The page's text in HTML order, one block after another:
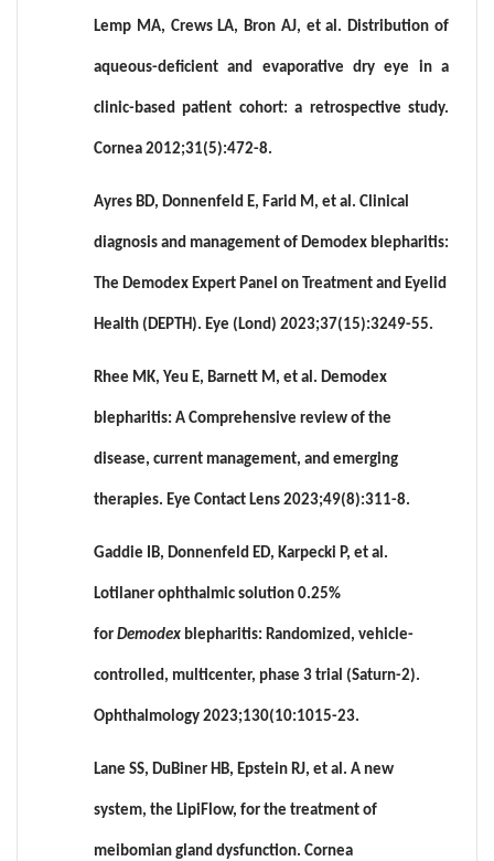
Lemp MA, Crews LA, Bron AJ, et al. Distribution of
aqueous-deficient and evaporative dry eye in a
clinic-based patient cohort: a retrospective study.
Cornea 2012;31(5):472-8.
Ayres BD, Donnenfeld E, Farid M, et al. Clinical
diagnosis and management of Demodex blepharitis:
The Demodex Expert Panel on Treatment and Eyelid
Health (DEPTH). Eye (Lond) 2023;37(15):3249-55.
Rhee MK, Yeu E, Barnett M, et al. Demodex
blepharitis: A Comprehensive review of the
disease, current management, and emerging
therapies. Eye Contact Lens 2023;49(8):311-8.
Gaddie IB, Donnenfeld ED, Karpecki P, et al.
Lotilaner ophthalmic solution 0.25%
for Demodex blepharitis: Randomized, vehicle-
controlled, multicenter, phase 3 trial (Saturn-2).
Ophthalmology 2023;130(10:1015-23.
Lane SS, DuBiner HB, Epstein RJ, et al. A new
system, the LipiFlow, for the treatment of
meibomian gland dysfunction. Cornea